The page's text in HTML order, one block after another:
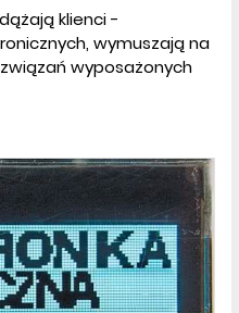
klienci -
wymuszają na
wyposażonych